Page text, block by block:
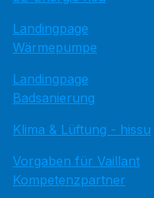
Landingpage
Wärmepumpe
Landingpage
Badsanierung
Klima & Lüftung - hissu
Vorgaben für Vaillant
Kompetenzpartner